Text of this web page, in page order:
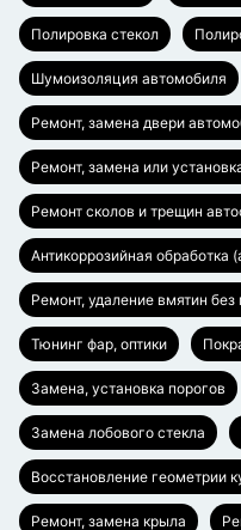
Полировка стекол
Шумоизоляция автомобиля
Ремонт, замена двери
Ремонт, замена или
Ремонт сколов и трещин
Антикоррозийная обработка
Ремонт, удаление вмятин без
Тюнинг фар, оптики
Замена, установка порогов
Замена лобового стекла
Восстановление геометрии
Ремонт, замена крыла